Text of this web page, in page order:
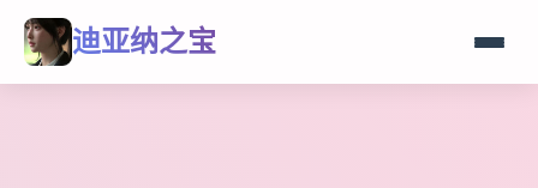
迪亚纳之宝